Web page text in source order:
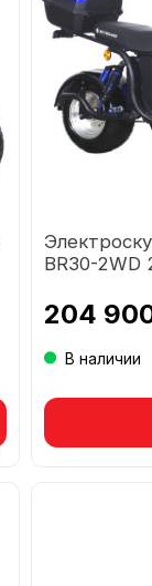
BR30-2WD
204
В наличии